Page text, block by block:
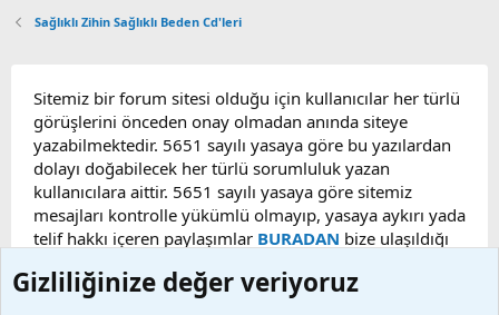
Sağlıklı Zihin Sağlıklı Beden Cd'leri
Sitemiz bir forum sitesi olduğu için kullanıcılar her türlü
görüşlerini önceden onay olmadan anında siteye
yazabilmektedir. 5651 sayılı yasaya göre bu yazılardan
dolayı doğabilecek her türlü sorumluluk yazan
kullanıcılara aittir. 5651 sayılı yasaya göre sitemiz
mesajları kontrolle yükümlü olmayıp, yasaya aykırı yada
telif hakkı içeren paylaşımlar BURADAN bize ulaşıldığı
kaldırılacaktır. Sitemizde Bulunan Videolar YouTube,
Gizliliğinize değer veriyoruz